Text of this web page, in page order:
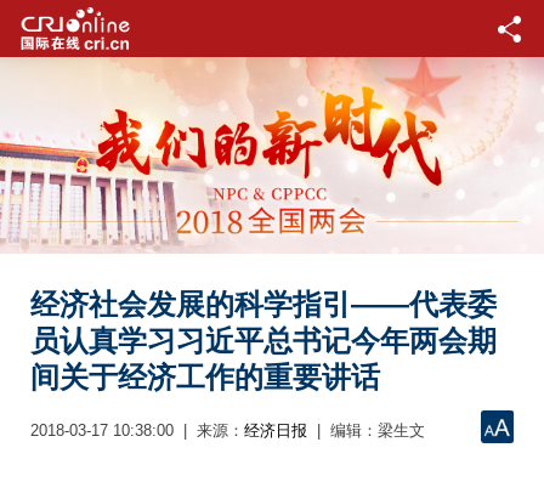
经济社会发展的科学指引——代表委
员认真学习习近平总书记今年两会期
间关于经济工作的重要讲话
2018-03-17 10:38:00 | 来源：经济日报 | 编辑：梁生文